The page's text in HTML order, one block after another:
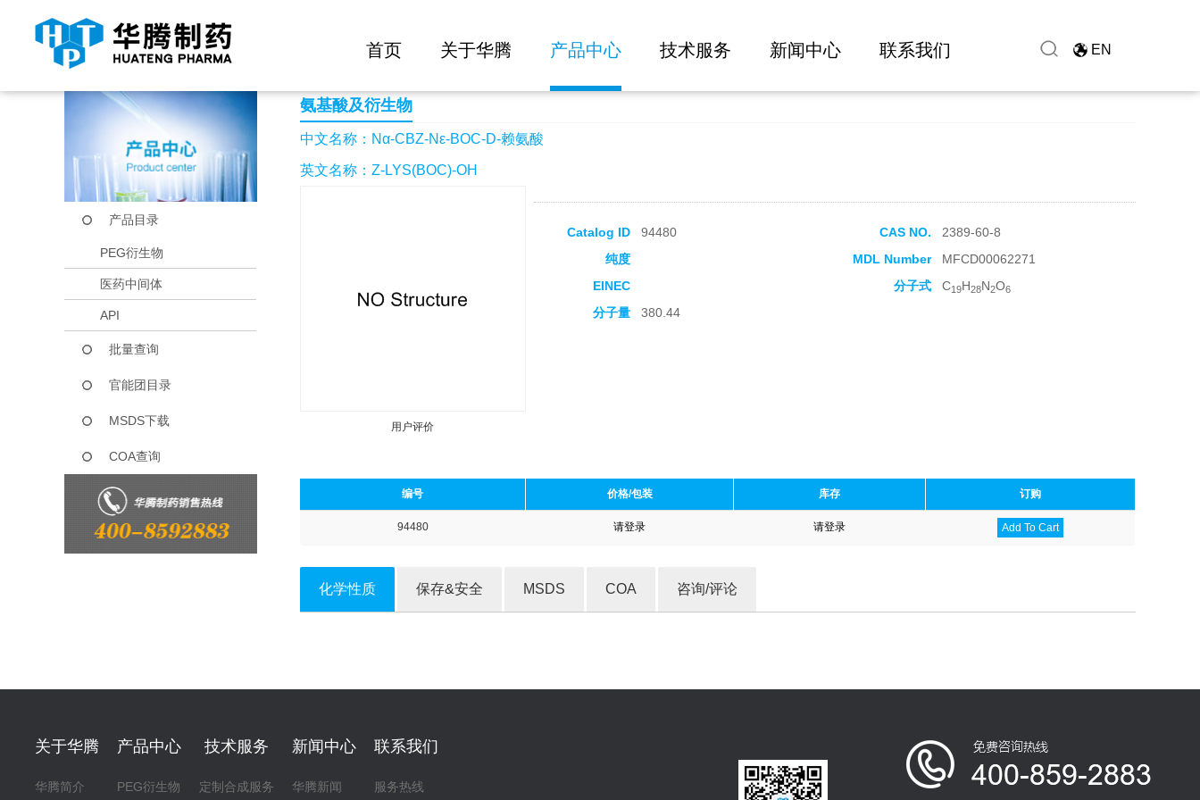
首页 关于华腾 产品中心 技术服务 新闻中心 联系我们 EN
当前位置： 首页 产品中心 Nα-CBZ-Nε-BOC-D-赖氨酸
产品目录
PEG衍生物
医药中间体
API
批量查询
官能团目录
MSDS下载
COA查询
氨基酸及衍生物
中文名称：Nα-CBZ-Nε-BOC-D-赖氨酸
英文名称：Z-LYS(BOC)-OH
用户评价
Catalog ID 94480 CAS NO.
2389-60-8
纯度
MDL Number
MFCD00062271
EINEC
分子式 C19H28N2O6
分子量 380.44
编号 价格/包装 库存 订购
94480 请登录 请登录 Add To Cart
化学性质 保存&安全 MSDS COA 咨询/评论
关于华腾
华腾简介
产品中心
PEG衍生物
技术服务
定制合成服务
新闻中心
华腾新闻
联系我们
服务热线